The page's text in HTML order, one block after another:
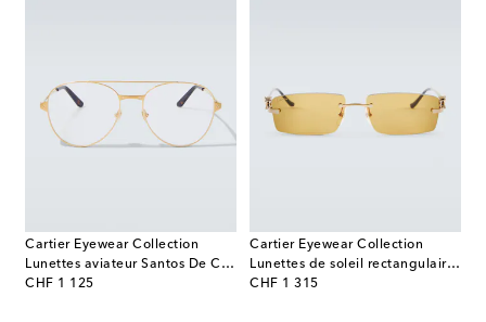
Cartier Eyewear Collection
Lunettes aviateur Santos De Cartier
CHF 1 125
original price
Cartier Eyewear Collection
Lunettes de soleil rectangulaires Panthère de Cartier
CHF 1 315
original price